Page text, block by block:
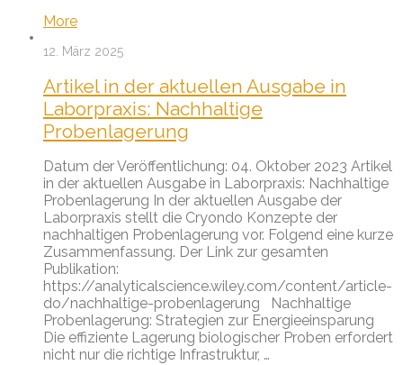
More
12. März 2025
Artikel in der aktuellen Ausgabe in
Laborpraxis: Nachhaltige
Probenlagerung
Datum der Veröffentlichung: 04. Oktober 2023 Artikel
in der aktuellen Ausgabe in Laborpraxis: Nachhaltige
Probenlagerung In der aktuellen Ausgabe der
Laborpraxis stellt die Cryondo Konzepte der
nachhaltigen Probenlagerung vor. Folgend eine kurze
Zusammenfassung. Der Link zur gesamten
Publikation:
https://analyticalscience.wiley.com/content/article-
do/nachhaltige-probenlagerung Nachhaltige
Probenlagerung: Strategien zur Energieeinsparung
Die effiziente Lagerung biologischer Proben erfordert
nicht nur die richtige Infrastruktur, …